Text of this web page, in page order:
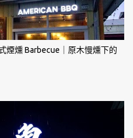
煙燻 Barbecue｜原木慢燻下的